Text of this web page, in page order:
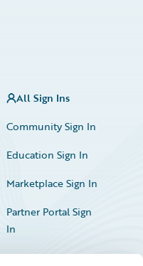
All Sign Ins
Community Sign In
Education Sign In
Marketplace Sign In
Partner Portal Sign
In